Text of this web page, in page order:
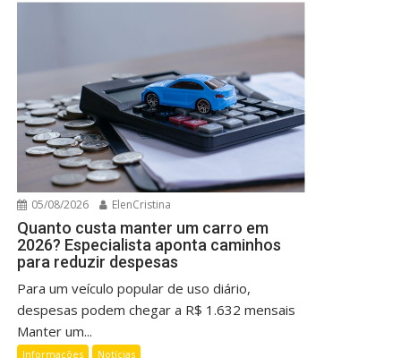
05/08/2026 ElenCristina
Quanto custa manter um carro em
2026? Especialista aponta caminhos
para reduzir despesas
Para um veículo popular de uso diário,
despesas podem chegar a R$ 1.632 mensais
Manter um...
Informações Notícias